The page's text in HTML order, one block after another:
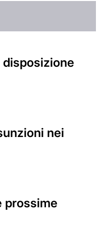
disposizione
nei
prossime